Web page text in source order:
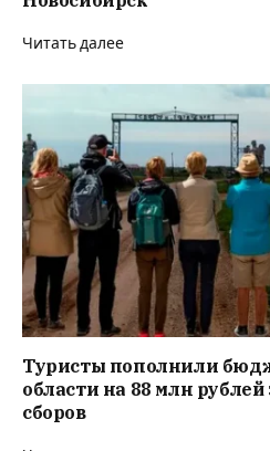
Читать далее
Туристы пополнили
области на 88 млн
сборов